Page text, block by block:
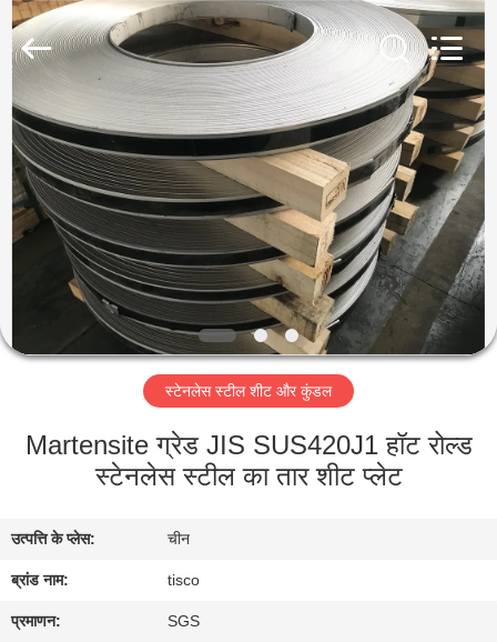
घर
उत्पादों
वीडियो
हमारे
बारे
कारखाना
गुणवत्ता
नियंत्रण
Guanglu
Special
Steel
Co.,
Ltd.
Reserved.
स्टेनलेस स्टील शीट और कुंडल
Martensite ग्रेड JIS SUS420J1 हॉट रोल्ड
स्टेनलेस स्टील का तार शीट प्लेट
उत्पत्ति के प्लेस: चीन
ब्रांड नाम: tisco
प्रमाणन: SGS